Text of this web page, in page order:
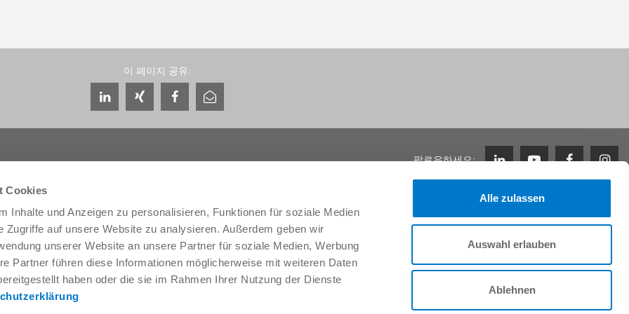
Cookies
Inhalte und Anzeigen zu personalisieren, Funktionen für soziale Medien
Zugriffe auf unsere Website zu analysieren. Außerdem geben wir
unserer Website an unsere Partner für soziale Medien, Werbung
Partner führen diese Informationen möglicherweise mit weiteren Daten
haben oder die sie im Rahmen Ihrer Nutzung der Dienste
Alle zulassen
Auswahl erlauben
Ablehnen
이 페이지 공유:
팔로우하세요:
서비스 및 연락처
글로벌 상담자
서비스 담당자
문의 양식
프리세일즈
Service
회사 소개
THE KNOW-HOW FACTORY
역사
지사
박람회와 이벤트
이니셔티브 신청